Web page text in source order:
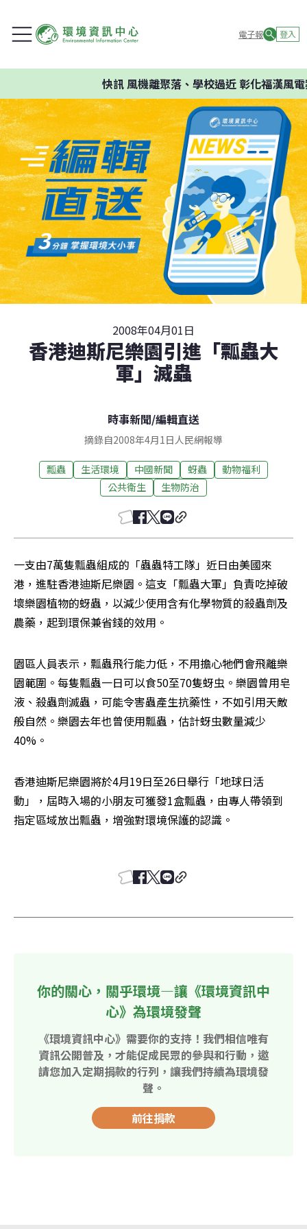
電子報 登入
快訊風機離聚落、學校過近 彰化福漢風電
2008年04月01日
香港迪斯尼樂園引進「瓢蟲大
軍」滅蟲
時事新聞/編輯直送
摘錄自2008年4月1日人民網報導
瓢蟲 生活環境 中國新聞 蚜蟲
動物福利
公共衛生
生物防治
一支由7萬隻瓢蟲組成的「蟲蟲特工隊」近日由美國來
港，進駐香港迪斯尼樂園。這支「瓢蟲大軍」負責吃掉破
壞樂園植物的蚜蟲，以減少使用含有化學物質的殺蟲劑及
農藥，起到環保兼省錢的效用。
園區人員表示，瓢蟲飛行能力低，不用擔心牠們會飛離樂
園範圍。每隻瓢蟲一日可以食50至70隻蚜虫。樂園曾用皂
液、殺蟲劑滅蟲，可能令害蟲產生抗藥性，不如引用天敵
般自然。樂園去年也曾使用瓢蟲，估計蚜虫數量減少
40%。
香港迪斯尼樂園將於4月19日至26日舉行「地球日活
動」，屆時入場的小朋友可獲發1盒瓢蟲，由專人帶領到
指定區域放出瓢蟲，增強對環境保護的認識。
你的關心，關乎環境—讓《環境資訊中
心》為環境發聲
《環境資訊中心》需要你的支持！我們相信唯有
資訊公開普及，才能促成民眾的參與和行動，邀
請您加入定期捐款的行列，讓我們持續為環境發
聲。
前往捐款